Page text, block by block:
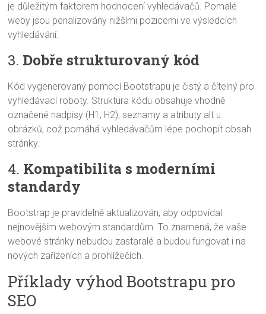
je důležitým faktorem hodnocení vyhledávačů. Pomalé
weby jsou penalizovány nižšími pozicemi ve výsledcích
vyhledávání.
3. Dobře strukturovaný kód
Kód vygenerovaný pomocí Bootstrapu je čistý a čítelný pro
vyhledávací roboty. Struktura kódu obsahuje vhodně
označené nadpisy (H1, H2), seznamy a atributy alt u
obrázků, což pomáhá vyhledávačům lépe pochopit obsah
stránky.
4. Kompatibilita s moderními
standardy
Bootstrap je pravidelně aktualizován, aby odpovídal
nejnovějším webovým standardům. To znamená, že vaše
webové stránky nebudou zastaralé a budou fungovat i na
nových zařízeních a prohlížečích.
Příklady výhod Bootstrapu pro
SEO